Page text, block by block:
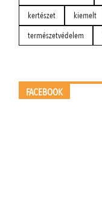
kertészet
kiemelt
természetvédelem
FACEBOOK